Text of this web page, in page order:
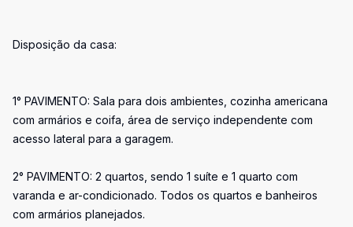
Disposição da casa:
1° PAVIMENTO: Sala para dois ambientes, cozinha americana
com armários e coifa, área de serviço independente com
acesso lateral para a garagem.
2° PAVIMENTO: 2 quartos, sendo 1 suíte e 1 quarto com
varanda e ar-condicionado. Todos os quartos e banheiros
com armários planejados.